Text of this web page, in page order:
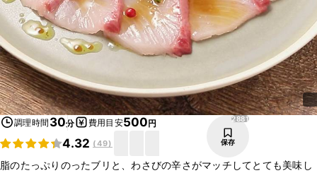
調理時間 30分 費用目安500円
4.32 (49)
2881
保存
脂のたっぷりのったブリと、わさびの辛さがマッチしてとても美味し